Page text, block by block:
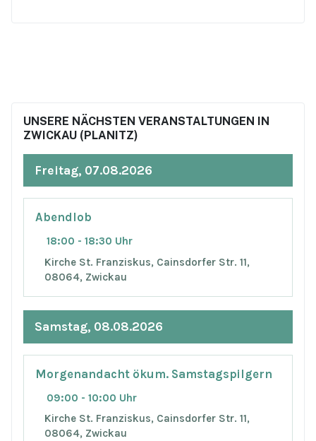
UNSERE NÄCHSTEN VERANSTALTUNGEN IN
ZWICKAU (PLANITZ)
Freitag, 07.08.2026
Abendlob
18:00 - 18:30 Uhr
Kirche St. Franziskus, Cainsdorfer Str. 11,
08064, Zwickau
Samstag, 08.08.2026
Morgenandacht ökum. Samstagspilgern
09:00 - 10:00 Uhr
Kirche St. Franziskus, Cainsdorfer Str. 11,
08064, Zwickau